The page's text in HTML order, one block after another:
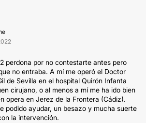
perdona por no contestarte antes pero
no entraba. A mí me operó el Doctor
de Sevilla en el hospital Quirón Infanta
cirujano, o al menos a mí me ha ido bien
opera en Jerez de la Frontera (Cádiz).
podido ayudar, un besazo y mucha suerte
la intervención.